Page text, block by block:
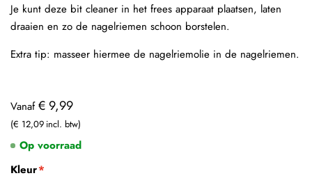
Vanaf € 9,99
€ 12,09
Kleur
Op voorraad
Je kunt deze bit cleaner in het frees apparaat plaatsen, laten
draaien en zo de nagelriemen schoon borstelen.
Extra tip: masseer hiermee de nagelriemolie in de nagelriemen.